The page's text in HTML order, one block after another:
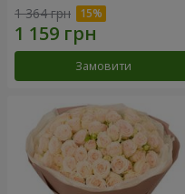
1 364 грн
Замовити